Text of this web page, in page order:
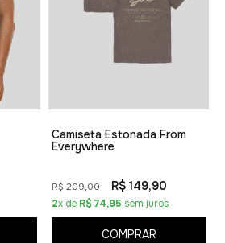
Camiseta Estonada From
Everywhere
R$ 209,00 R$ 149,90
2x de R$ 74,95 sem juros
COMPRAR